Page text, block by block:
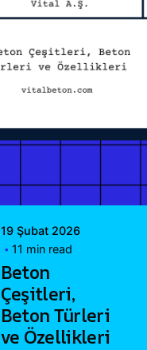
Posted by
Webmaster
19 Şubat 2026
11 min read
Beton
Çeşitleri,
Beton Türleri
ve Özellikleri